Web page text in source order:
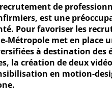
de
est une
Pour favoriser les
Métropole met en place
à destination des
la création de deux
en motion-